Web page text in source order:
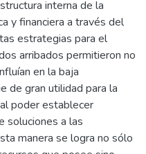
interna de la
y financiera a través del
estrategias para el
arribados permitieron no
en la baja
de gran utilidad para la
poder establecer
soluciones a las
manera se logra no sólo